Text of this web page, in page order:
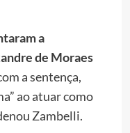
a
de Moraes
a sentença,
ao atuar como
Zambelli.